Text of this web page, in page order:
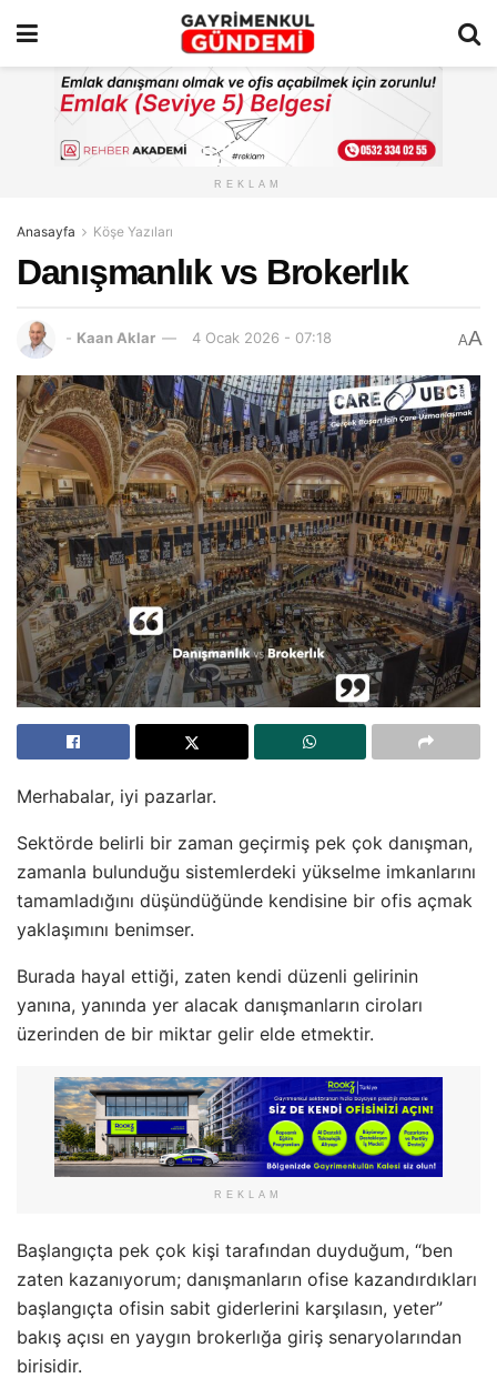
REKLAM
Anasayfa Köşe Yazıları
Danışmanlık vs Brokerlık
- Kaan Aklar 4 Ocak 2026 - 07:18 AA
Merhabalar, iyi pazarlar.
Sektörde belirli bir zaman geçirmiş pek çok danışman,
zamanla bulunduğu sistemlerdeki yükselme imkanlarını
tamamladığını düşündüğünde kendisine bir ofis açmak
yaklaşımını benimser.
Burada hayal ettiği, zaten kendi düzenli gelirinin
yanına, yanında yer alacak danışmanların ciroları
üzerinden de bir miktar gelir elde etmektir.
REKLAM
Başlangıçta pek çok kişi tarafından duyduğum, “ben
zaten kazanıyorum; danışmanların ofise kazandırdıkları
başlangıçta ofisin sabit giderlerini karşılasın, yeter”
bakış açısı en yaygın brokerlığa giriş senaryolarından
birisidir.